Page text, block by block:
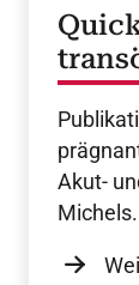
Akut-
Michels.